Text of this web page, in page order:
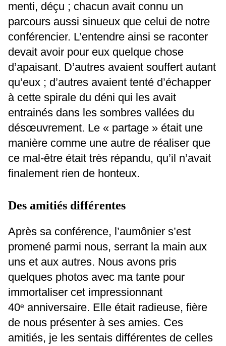
menti, déçu ; chacun avait connu un
parcours aussi sinueux que celui de notre
conférencier. L’entendre ainsi se raconter
devait avoir pour eux quelque chose
d’apaisant. D’autres avaient souffert autant
qu’eux ; d’autres avaient tenté d’échapper
à cette spirale du déni qui les avait
entrainés dans les sombres vallées du
désœuvrement. Le « partage » était une
manière comme une autre de réaliser que
ce mal-être était très répandu, qu’il n’avait
finalement rien de honteux.
Des amitiés différentes
Après sa conférence, l’aumônier s’est
promené parmi nous, serrant la main aux
uns et aux autres. Nous avons pris
quelques photos avec ma tante pour
immortaliser cet impressionnant
40e anniversaire. Elle était radieuse, fière
de nous présenter à ses amies. Ces
amitiés, je les sentais différentes de celles